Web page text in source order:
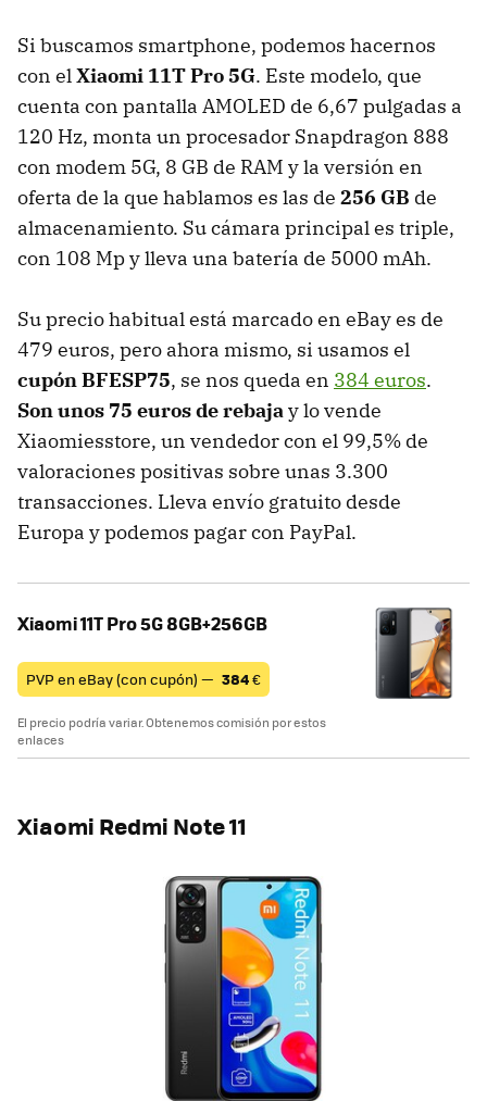
Si buscamos smartphone, podemos hacernos
con elXiaomi 11T Pro 5G. Este modelo, que
cuenta con pantalla AMOLED de 6,67 pulgadas a
120 Hz, monta un procesador Snapdragon 888
con modem 5G, 8 GB de RAM y la versión en
oferta de la que hablamos es las de 256 GB de
almacenamiento. Su cámara principal es triple,
con 108 Mp y lleva una batería de 5000 mAh.
Su precio habitual está marcado en eBay es de
479 euros, pero ahora mismo, si usamos el
cupón BFESP75, se nos queda en 384 euros.
Son unos 75 euros de rebajay lo vende
Xiaomiesstore, un vendedor con el 99,5% de
valoraciones positivas sobre unas 3.300
transacciones. Lleva envío gratuito desde
Europa y podemos pagar con PayPal.
Xiaomi 11T Pro 5G 8GB+256GB
PVP en eBay (con cupón) — 384€
El precio podría variar. Obtenemos comisión por estos
enlaces
Xiaomi Redmi Note 11